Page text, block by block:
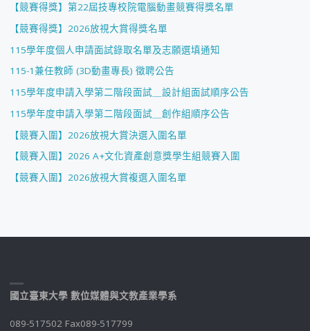
【競賽得獎】第22屆技專校院電腦動畫競賽得獎名單
【競賽得獎】2026放視大賞得獎名單
115學年度個人申請面試錄取名單及志願選填通知
115-1兼任教師 (3D動畫專長) 徵聘公告
115學年度申請入學第二階段面試＿設計組面試順序公告
115學年度申請入學第二階段面試＿創作組順序公告
【競賽入圍】2026放視大賞決選入圍名單
【競賽入圍】2026 A+文化資產創意獎學生組競賽入圍
【競賽入圍】2026放視大賞複選入圍名單
國立臺東大學 數位媒體與文教產業學系
089-517502 Fax089-517799